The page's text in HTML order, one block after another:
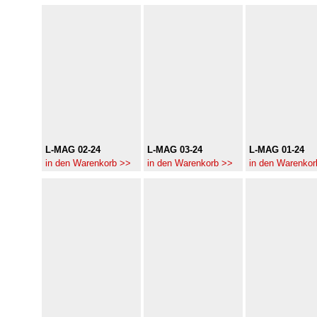
L-MAG 02-24
in den Warenkorb >>
L-MAG 03-24
in den Warenkorb >>
L-MAG 01-24
in den